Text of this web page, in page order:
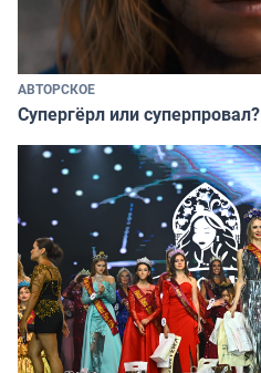
АВТОРСКОЕ
Супергёрл или суперпровал?